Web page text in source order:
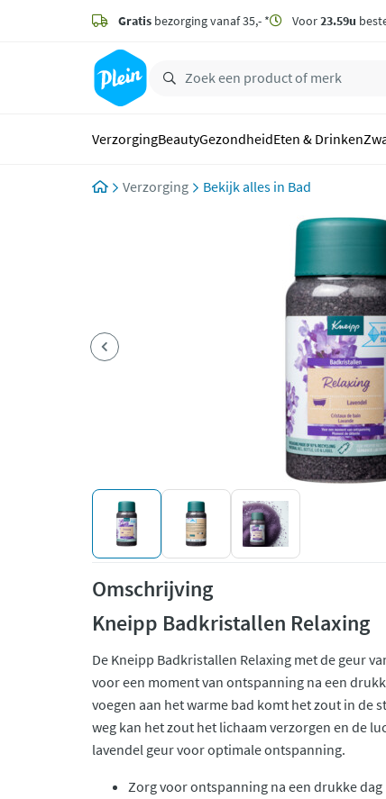
zoeken
hoofdinhoud
Gratis bezorging vanaf 35,- * Voor23.59u
VerzorgingBeautyGezondheidEten & Drinken
Verzorging Bad
Omschrijving
Kneipp Badkristallen Relaxing
De Kneipp Badkristallen Relaxing met de geur
voor een moment van ontspanning na een
voegen aan het warme bad komt het zout in de
weg kan het zout het lichaam verzorgen en de
lavendel geur voor optimale ontspanning.
Zorg voor ontspanning na een drukke dag